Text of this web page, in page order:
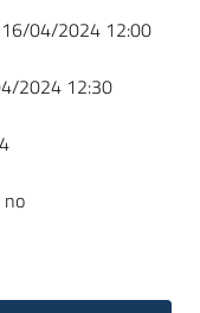
16/04/2024 12:00
2024 12:30
no